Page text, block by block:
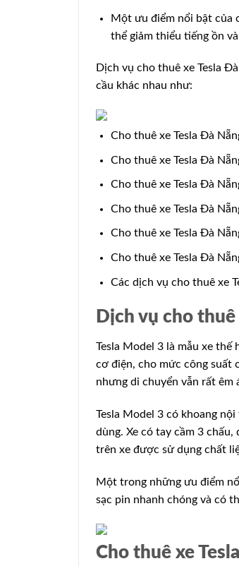
Một ưu điểm nổi bật của
thể giảm thiểu tiếng ồn
Dịch vụ cho thuê xe Tesla
cầu khác nhau như:
Cho thuê xe Tesla Đà
Cho thuê xe Tesla Đà
Cho thuê xe Tesla Đà
Cho thuê xe Tesla Đà
Cho thuê xe Tesla Đà
Cho thuê xe Tesla Đà
Các dịch vụ cho thuê xe
Dịch vụ cho
Tesla Model 3 là mẫu xe
cơ điện, cho mức công suất
nhưng di chuyển vẫn rất êm
Tesla Model 3 có khoang
dùng. Xe có tay cầm 3
trên xe được sử dụng chất
Một trong những ưu điểm
sạc pin nhanh chóng và có
Cho thuê xe